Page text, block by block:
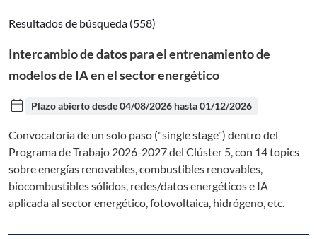
Resultados de búsqueda (558)
Intercambio de datos para el entrenamiento de
modelos de IA en el sector energético
calendar_today Plazo abierto desde04/08/2026 hasta01/12/2026
Convocatoria de un solo paso ("single stage") dentro del
Programa de Trabajo 2026-2027 del Clúster 5, con 14 topics
sobre energías renovables, combustibles renovables,
biocombustibles sólidos, redes/datos energéticos e IA
aplicada al sector energético, fotovoltaica, hidrógeno, etc.